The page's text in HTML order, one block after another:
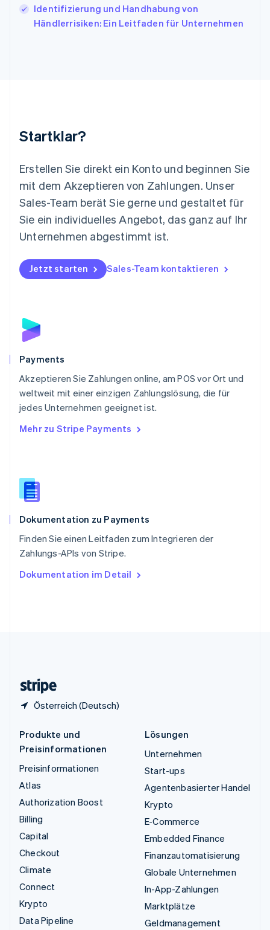
Identifizierung und Handhabung von
Händlerrisiken: Ein Leitfaden für Unternehmen
Startklar?
Erstellen Sie direkt ein Konto und beginnen Sie
mit dem Akzeptieren von Zahlungen. Unser
Sales-Team berät Sie gerne und gestaltet für
Sie ein individuelles Angebot, das ganz auf Ihr
Unternehmen abgestimmt ist.
Jetzt starten Sales-Team kontaktieren
Payments
Akzeptieren Sie Zahlungen online, am POS vor Ort und
weltweit mit einer einzigen Zahlungslösung, die für
jedes Unternehmen geeignet ist.
Mehr zu Stripe Payments
Dokumentation zu Payments
Finden Sie einen Leitfaden zum Integrieren der
Zahlungs-APIs von Stripe.
Dokumentation im Detail
Österreich (Deutsch)
Liechtenstein
DeutschEnglish
Mexiko
English
Niederlande
Nederlands English
Norwegen
English
Österreich
Polen
English
Portugal
Schweden
Schweiz
Singapur
English简体中文
Slowakei
Slowenien
English
Spanien
Thailand
Tschechische Republik
English
English
Produkte und
Preisinformationen
Preisinformationen
Atlas
Authorization Boost
Billing
Capital
Checkout
Climate
Connect
Krypto
Data Pipeline
Lösungen
Unternehmen
Start-ups
Agentenbasierter Handel
Krypto
E-Commerce
Embedded Finance
Finanzautomatisierung
Globale Unternehmen
In-App-Zahlungen
Marktplätze
Geldmanagement